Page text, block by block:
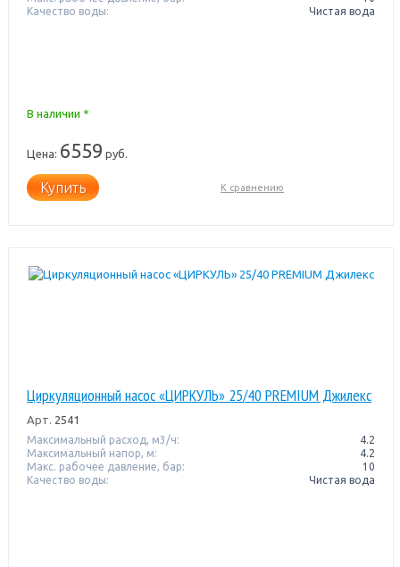
Качество воды:
Чистая вода
В наличии *
Цена: 6559 руб.
Купить К сравнению
Циркуляционный насос «ЦИРКУЛЬ» 25/40 PREMIUM Джилекс
Арт. 2541
Максимальный расход, м3/ч:
4.2
Максимальный напор, м:
4.2
Макс. рабочее давление, бар:
10
Качество воды:
Чистая вода